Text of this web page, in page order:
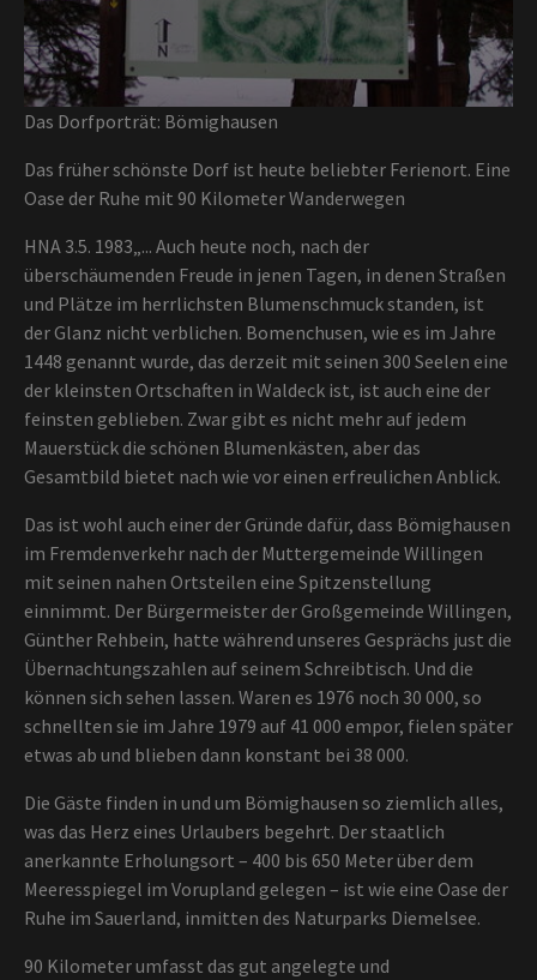
Das Dorfporträt: Bömighausen
Das früher schönste Dorf ist heute beliebter Ferienort. Eine
Oase der Ruhe mit 90 Kilometer Wanderwegen
HNA 3.5. 1983„... Auch heute noch, nach der
überschäumenden Freude in jenen Tagen, in denen Straßen
und Plätze im herrlichsten Blumenschmuck standen, ist
der Glanz nicht verblichen. Bomenchusen, wie es im Jahre
1448 genannt wurde, das derzeit mit seinen 300 Seelen eine
der kleinsten Ortschaften in Waldeck ist, ist auch eine der
feinsten geblieben. Zwar gibt es nicht mehr auf jedem
Mauerstück die schönen Blumenkästen, aber das
Gesamtbild bietet nach wie vor einen erfreulichen Anblick.
Das ist wohl auch einer der Gründe dafür, dass Bömighausen
im Fremdenverkehr nach der Muttergemeinde Willingen
mit seinen nahen Ortsteilen eine Spitzenstellung
einnimmt. Der Bürgermeister der Großgemeinde Willingen,
Günther Rehbein, hatte während unseres Gesprächs just die
Übernachtungszahlen auf seinem Schreibtisch. Und die
können sich sehen lassen. Waren es 1976 noch 30 000, so
schnellten sie im Jahre 1979 auf 41 000 empor, fielen später
etwas ab und blieben dann konstant bei 38 000.
Die Gäste finden in und um Bömighausen so ziemlich alles,
was das Herz eines Urlaubers begehrt. Der staatlich
anerkannte Erholungsort – 400 bis 650 Meter über dem
Meeresspiegel im Vorupland gelegen – ist wie eine Oase der
Ruhe im Sauerland, inmitten des Naturparks Diemelsee.
90 Kilometer umfasst das gut angelegte und